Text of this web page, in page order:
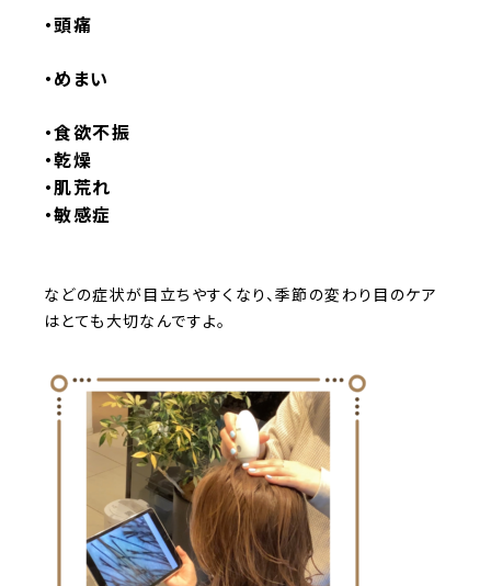
・頭痛
・めまい
・食欲不振
・乾燥
・肌荒れ
・敏感症
などの症状が目立ちやすくなり、季節の変わり目のケア
はとても大切なんですよ。